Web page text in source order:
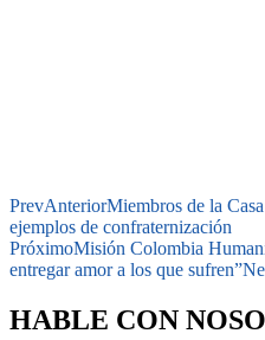
PrevAnteriorMiembros de la
ejemplos de confraternización
PróximoMisión Colombia
entregar amor a los que sufren”
HABLE CON